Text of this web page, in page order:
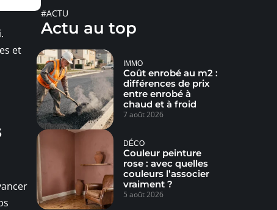
et
#ACTU
Actu au top
IMMO
Coût enrobé au m2 :
différences de prix
entre enrobé à
chaud et à froid
7 août 2026
DÉCO
Couleur peinture
rose : avec quelles
couleurs l’associer
vraiment ?
5 août 2026